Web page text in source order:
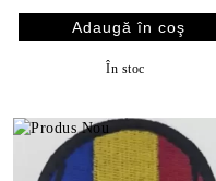
În stoc